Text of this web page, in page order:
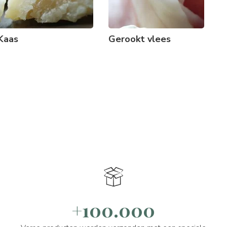
Gerookt vlees
+100.000